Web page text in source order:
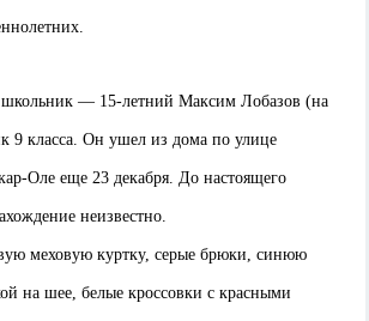
— 15-летний Максим Лобазов (на
9 класса. Он ушел из дома по улице
Оле еще 23 декабря. До настоящего
неизвестно.
меховую куртку, серые брюки, синюю
на шее, белые кроссовки с красными